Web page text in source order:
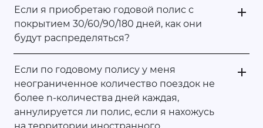
Если я приобретаю годовой полис с
покрытием 30/60/90/180 дней, как они
будут распределяться?
Если по годовому полису у меня
неограниченное количество поездок не
более n-количества дней каждая,
аннулируется ли полис, если я нахожусь